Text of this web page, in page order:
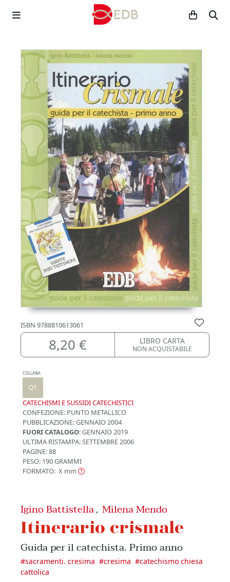
ISBN 9788810613061
8,20 € LIBRO CARTA
NON ACQUISTABILE
COLLANA
Q1
CATECHISMI E SUSSIDI CATECHISTICI
CONFEZIONE: PUNTO METALLICO
PUBBLICAZIONE:GENNAIO 2004
FUORI CATALOGO: GENNAIO 2019
ULTIMA RISTAMPA:SETTEMBRE 2006
PAGINE: 88
PESO: 190 GRAMMI
FORMATO: X mm
Igino Battistella , Milena Mendo
Itinerario crismale
Guida per il catechista. Primo anno
#sacramenti. cresima #cresima #catechismo chiesa
cattolica